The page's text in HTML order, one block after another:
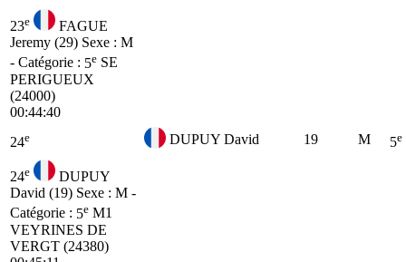
23e
FAGUE
Jeremy (29) Sexe : M
- Catégorie : 5e SE
PERIGUEUX
(24000)
00:44:40
24e DUPUY David 19 M 5e
24e
DUPUY
David (19) Sexe : M -
Catégorie : 5e M1
VEYRINES DE
VERGT (24380)